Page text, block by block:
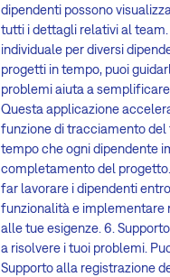
dipendenti possono
tutti i dettagli relativi al
individuale per diversi
progetti in tempo, puoi
problemi aiuta a
Questa applicazione
funzione di tracciamento del
tempo che ogni dipendente
completamento del
far lavorare i dipendenti
funzionalità e implementare
alle tue esigenze. 6.
a risolvere i tuoi problemi.
Supporto alla registrazione